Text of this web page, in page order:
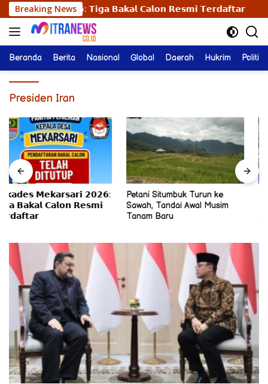
Langsung
ke
konten
Breaking News
𝟮𝟬𝟮𝟲: 𝗧𝗶𝗴𝗮 𝗕𝗮𝗸𝗮𝗹 𝗖𝗮𝗹𝗼𝗻 𝗥𝗲𝘀𝗺𝗶 𝗧𝗲𝗿𝗱𝗮𝗳𝘁𝗮𝗿
Beranda Berita Nasional Global Daerah Hukrim Politik
Presiden Iran
Petani Situmbuk Turun ke
Sawah, Tandai Awal Musim
Tanam Baru
Bajo Ijo Akhiri Penantian
Dengan Gelar Piala Presiden
2026